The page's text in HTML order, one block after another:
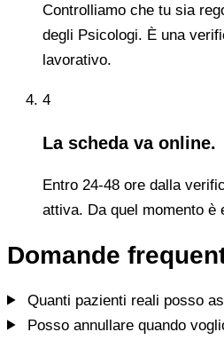
Controlliamo che tu sia
degli Psicologi. È una
lavorativo.
4
La scheda va online.
Entro 24-48 ore dalla
attiva. Da quel momento è
Domande
Quanti pazienti reali posso
Posso annullare quando